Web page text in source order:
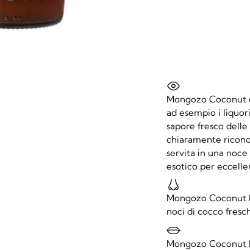
Mongozo Coconut
ad esempio i
sapore fresco
chiaramente
servita in una
esotico per
Mongozo
noci di cocco
Mongozo Coconut